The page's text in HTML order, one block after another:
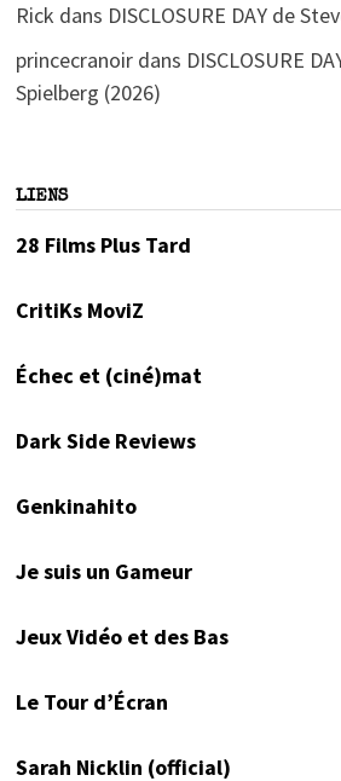
Rick dans DISCLOSURE DAY de
princecranoirdans DISCLOSURE
Spielberg (2026)
LIENS
28 Films Plus Tard
CritiKs MoviZ
Échec et (ciné)mat
Dark Side Reviews
Genkinahito
Je suis un Gameur
Jeux Vidéo et des Bas
Le Tour d’Écran
Sarah Nicklin (official)